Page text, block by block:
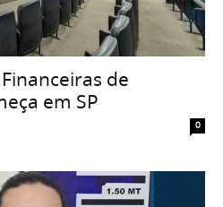
de
em SP
0